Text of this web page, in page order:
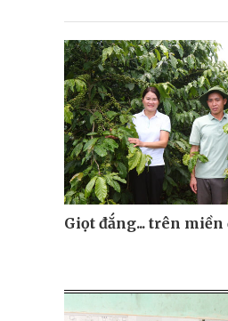
Giọt đắng... trên miền